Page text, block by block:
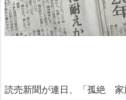
読売新聞が連日、「孤絶 家